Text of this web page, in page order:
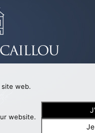
site web.
website.